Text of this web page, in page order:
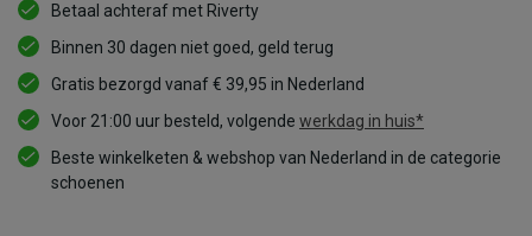
Betaal achteraf met Riverty
Binnen 30 dagen niet goed, geld terug
Gratis bezorgd vanaf € 39,95 in Nederland
Voor 21:00 uur besteld, volgende werkdag in huis*
Beste winkelketen & webshop van Nederland in de categorie
schoenen